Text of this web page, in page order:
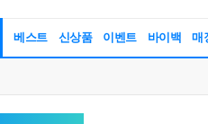
베스트 신상품 이벤트 바이백 매